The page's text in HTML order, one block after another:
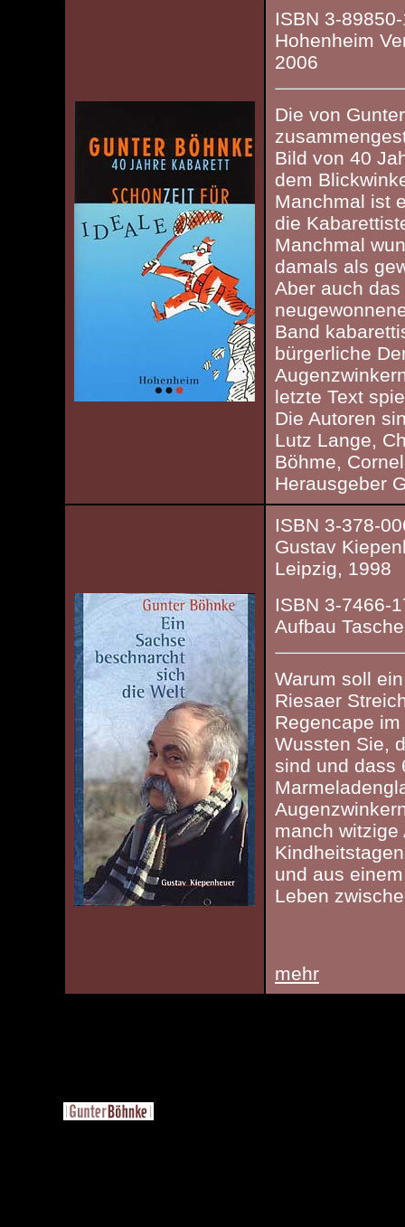
ISBN 3-
Hohenheim
2006
Die von
Bild von 40
dem
Manchmal ist
die
Manchmal
damals als
Aber auch
Band
bürgerliche
letzte Text
Die Autoren
Lutz Lange,
Böhme,
Herausgeber
ISBN 3-378-
Gustav
Leipzig, 1998
ISBN 3-7466-
Aufbau
Warum soll
Riesaer
Regencape
Wussten Sie,
sind und dass
manch witzige
und aus
Leben
mehr